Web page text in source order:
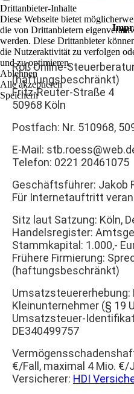
Röß Online-
(haftungsbeschränkt)
Fritz-Reuter-Straße 4
50968 Köln
Postfach: Nr. 510968,
E-Mail:
Telefon: 0221 20461075
Geschäftsführer: Jakob
Für Internetauftritt
Sitz laut Satzung: Köln,
Handelsregister:
Stammkapital: 1.000,-
Frühere Firmierung:
(haftungsbeschränkt)
Umsatzsteuererhebung:
Kleinunternehmer (§ 19
Umsatzsteuer-
DE340499757
€/Fall, maximal 4 Mio. €/
Versicherer: HDI
Drittanbieter-Inhalte
Diese Webseite bietet
die von Drittanbietern
werden. Diese Drittanbieter
die Nutzeraktivität zu verfolgen
und zu optimieren.
Ablehnen
Alle akzeptieren
Speichern